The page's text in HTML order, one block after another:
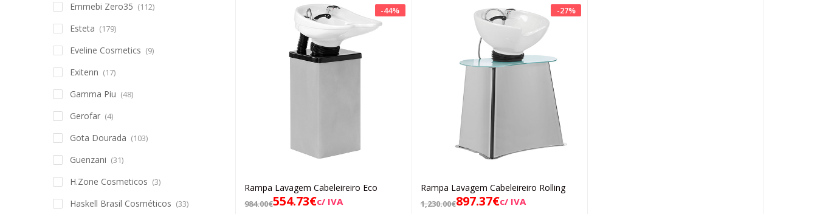
-44%
Adicionar
Rampa Lavagem Cabeleireiro Eco
984.00€554.73€c/ IVA
-27%
Adicionar
Rampa Lavagem Cabeleireiro Rolling
1,230.00€897.37€c/ IVA
Emmebi Zero35 (112)
Esteta (179)
Eveline Cosmetics (9)
Exitenn (17)
Gamma Piu (48)
Gerofar (4)
Gota Dourada (103)
Guenzani (31)
H.Zone Cosmeticos (3)
Haskell Brasil Cosméticos (33)